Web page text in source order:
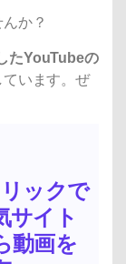
か？
たYouTubeの
います。ぜ
ックで
サイト
動画を